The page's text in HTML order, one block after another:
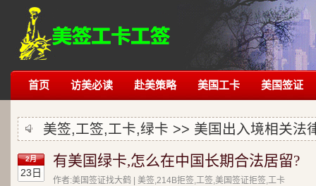
首页 访美必读 赴美策略 美国工卡 美国签证
美签,工签,工卡,绿卡 >> 美国出入境相关法
2月
23日
有美国绿卡,怎么在中国长期合法居留?
作者:美国签证找大鹤 | 美签,214B拒签,工签,美国签证拒签,工卡